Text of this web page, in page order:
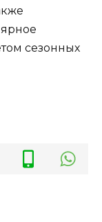
сезонных